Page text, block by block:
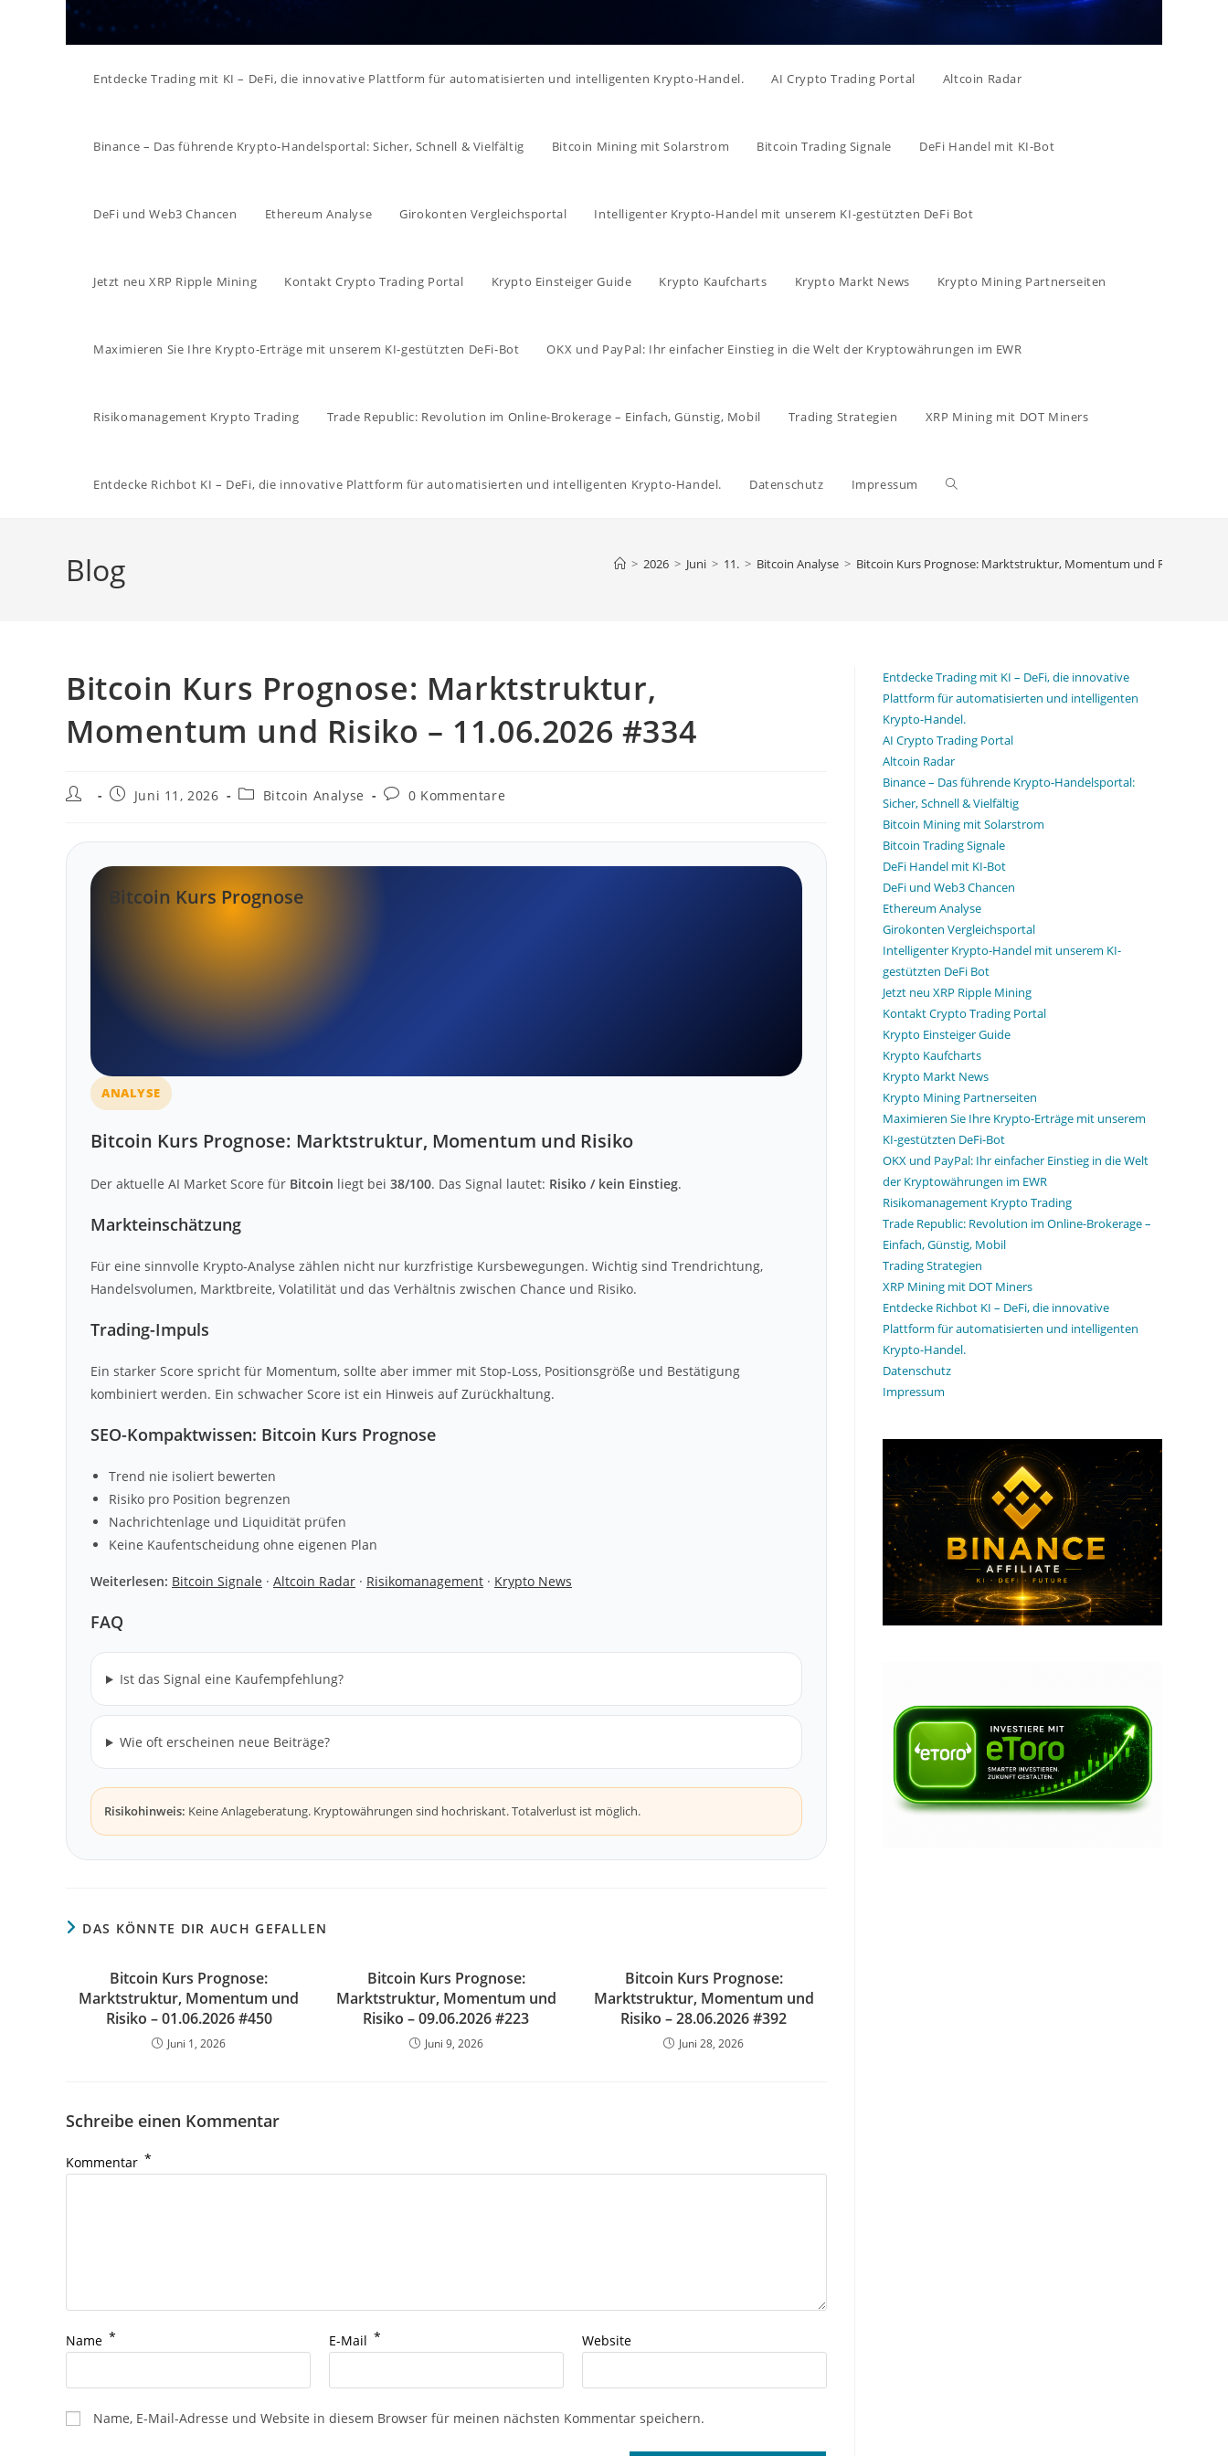
Entdecke Trading mit KI – DeFi, die innovative Plattform für automatisierten und intelligenten Krypto-Handel. AI Crypto Trading Portal Altcoin Radar
Binance – Das führende Krypto-Handelsportal: Sicher, Schnell & Vielfältig Bitcoin Mining mit Solarstrom Bitcoin Trading Signale DeFi Handel mit KI-Bot
DeFi und Web3 Chancen Ethereum Analyse Girokonten Vergleichsportal Intelligenter Krypto-Handel mit unserem KI-gestützten DeFi Bot
Jetzt neu XRP Ripple Mining Kontakt Crypto Trading Portal Krypto Einsteiger Guide Krypto Kaufcharts Krypto Markt News Krypto Mining Partnerseiten
Maximieren Sie Ihre Krypto-Erträge mit unserem KI-gestützten DeFi-Bot OKX und PayPal: Ihr einfacher Einstieg in die Welt der Kryptowährungen im EWR
Risikomanagement Krypto Trading Trade Republic: Revolution im Online-Brokerage – Einfach, Günstig, Mobil Trading Strategien XRP Mining mit DOT Miners
Entdecke Richbot KI – DeFi, die innovative Plattform für automatisierten und intelligenten Krypto-Handel. Datenschutz Impressum Website-
Blog > 2026 > Juni > 11. > Bitcoin Analyse > Bitcoin Kurs Prognose: Marktstruktur, Momentum und Risiko –
Bitcoin Kurs Prognose: Marktstruktur,
Momentum und Risiko – 11.06.2026 #334
Beitrags-BeitragJuni 11, 2026
Beitrags-
Bitcoin Analyse
Beitrags-
0 Kommentare
Bitcoin Kurs Prognose
ANALYSE
Bitcoin Kurs Prognose: Marktstruktur, Momentum und Risiko
Der aktuelle AI Market Score für Bitcoin liegt bei 38/100. Das Signal lautet: Risiko / kein Einstieg.
Markteinschätzung
Für eine sinnvolle Krypto-Analyse zählen nicht nur kurzfristige Kursbewegungen. Wichtig sind Trendrichtung,
Handelsvolumen, Marktbreite, Volatilität und das Verhältnis zwischen Chance und Risiko.
Trading-Impuls
Ein starker Score spricht für Momentum, sollte aber immer mit Stop-Loss, Positionsgröße und Bestätigung
kombiniert werden. Ein schwacher Score ist ein Hinweis auf Zurückhaltung.
SEO-Kompaktwissen: Bitcoin Kurs Prognose
Trend nie isoliert bewerten
Risiko pro Position begrenzen
Nachrichtenlage und Liquidität prüfen
Keine Kaufentscheidung ohne eigenen Plan
Weiterlesen: Bitcoin Signale · Altcoin Radar · Risikomanagement · Krypto News
FAQ
Ist das Signal eine Kaufempfehlung?
Wie oft erscheinen neue Beiträge?
Risikohinweis: Keine Anlageberatung. Kryptowährungen sind hochriskant. Totalverlust ist möglich.
DAS KÖNNTE DIR AUCH GEFALLEN
Bitcoin Kurs Prognose:
Marktstruktur, Momentum und
Risiko – 01.06.2026 #450
Juni 1, 2026
Bitcoin Kurs Prognose:
Marktstruktur, Momentum und
Risiko – 09.06.2026 #223
Juni 9, 2026
Bitcoin Kurs Prognose:
Marktstruktur, Momentum und
Risiko – 28.06.2026 #392
Juni 28, 2026
Schreibe einen Kommentar
Kommentar *
Name * E-Mail * Website
Name, E-Mail-Adresse und Website in diesem Browser für meinen nächsten Kommentar speichern.
Entdecke Trading mit KI – DeFi, die innovative
Plattform für automatisierten und intelligenten
Krypto-Handel.
AI Crypto Trading Portal
Altcoin Radar
Binance – Das führende Krypto-Handelsportal:
Sicher, Schnell & Vielfältig
Bitcoin Mining mit Solarstrom
Bitcoin Trading Signale
DeFi Handel mit KI-Bot
DeFi und Web3 Chancen
Ethereum Analyse
Girokonten Vergleichsportal
Intelligenter Krypto-Handel mit unserem KI-
gestützten DeFi Bot
Jetzt neu XRP Ripple Mining
Kontakt Crypto Trading Portal
Krypto Einsteiger Guide
Krypto Kaufcharts
Krypto Markt News
Krypto Mining Partnerseiten
Maximieren Sie Ihre Krypto-Erträge mit unserem
KI-gestützten DeFi-Bot
OKX und PayPal: Ihr einfacher Einstieg in die Welt
der Kryptowährungen im EWR
Risikomanagement Krypto Trading
Trade Republic: Revolution im Online-Brokerage –
Einfach, Günstig, Mobil
Trading Strategien
XRP Mining mit DOT Miners
Entdecke Richbot KI – DeFi, die innovative
Plattform für automatisierten und intelligenten
Krypto-Handel.
Datenschutz
Impressum